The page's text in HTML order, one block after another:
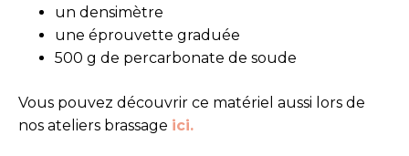
un densimètre
une éprouvette graduée
500 g de percarbonate de soude
Vous pouvez découvrir ce matériel aussi lors de
nos ateliers brassage ici.